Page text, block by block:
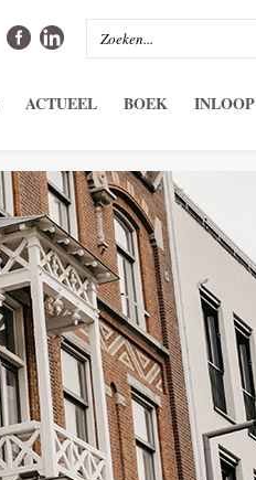
ACTUEEL BOEK INLOOP